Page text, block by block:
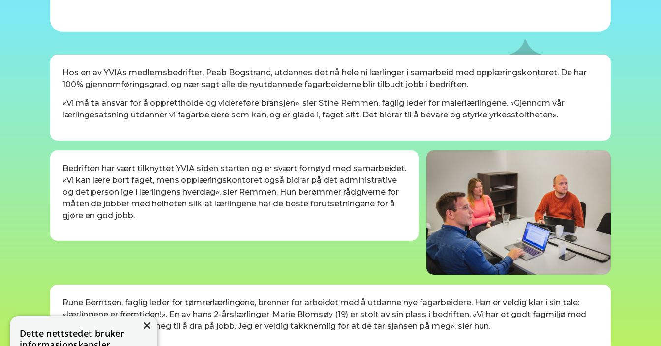
Hos en av YVIAs medlemsbedrifter, Peab Bogstrand, utdannes det nå hele ni lærlinger i samarbeid med opplæringskontoret. De har
100% gjennomføringsgrad, og nær sagt alle de nyutdannede fagarbeiderne blir tilbudt jobb i bedriften.
«Vi må ta ansvar for å opprettholde og videreføre bransjen», sier Stine Remmen, faglig leder for malerlærlingene. «Gjennom vår
lærlingesatsning utdanner vi fagarbeidere som kan, og er glade i, faget sitt. Det bidrar til å bevare og styrke yrkesstoltheten».
Bedriften har vært tilknyttet YVIA siden starten og er svært fornøyd med samarbeidet.
«Vi kan lære bort faget, mens opplæringskontoret også bidrar på det administrative
og det personlige i lærlingens hverdag», sier Remmen. Hun berømmer rådgiverne for
måten de jobber med helheten slik at lærlingene har de beste forutsetningene for å
gjøre en god jobb.
Rune Berntsen, faglig leder for tømrerlærlingene, brenner for arbeidet med å utdanne nye fagarbeidere. Han er veldig klar i sin tale:
«lærlingene er fremtiden!». En av hans 2-årslærlinger, Marie Blomsøy (19) er stolt av sin plass i bedriften. «Vi har et godt fagmiljø med
fine folk, og jeg gleder meg til å dra på jobb. Jeg er veldig takknemlig for at de tar sjansen på meg», sier hun.
×
Dette nettstedet bruker